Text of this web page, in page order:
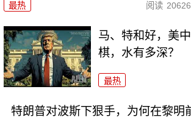
最热 阅读 20626
马、特和好，美
棋，水有多深？
最热
特朗普对波斯下狠手，为何在黎明